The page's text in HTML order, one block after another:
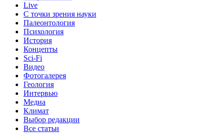
Live
С точки зрения науки
Палеонтология
Психология
История
Концепты
Sci-Fi
Видео
Фотогалерея
Геология
Интервью
Медиа
Климат
Выбор редакции
Все статьи